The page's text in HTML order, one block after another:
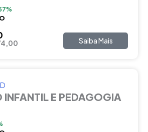
Saiba Mais
INFANTIL E PEDAGOGIA